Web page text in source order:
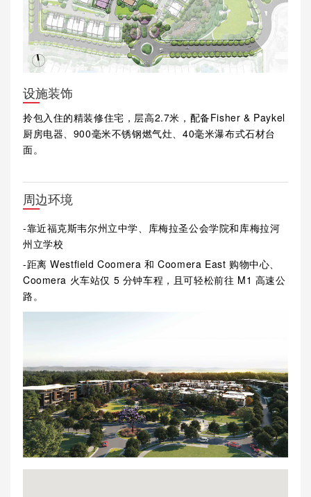
设施装饰
拎包入住的精装修住宅，层高2.7米，配备Fisher & Paykel
厨房电器、900毫米不锈钢燃气灶、40毫米瀑布式石材台
面。
周边环境
-靠近福克斯韦尔州立中学、库梅拉圣公会学院和库梅拉河
州立学校
-距离 Westfield Coomera 和 Coomera East 购物中心、
Coomera 火车站仅 5 分钟车程，且可轻松前往 M1 高速公
路。